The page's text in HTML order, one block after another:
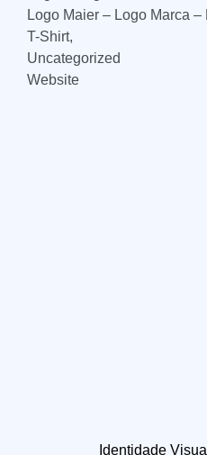
Logo Maier – Logo Marca –
T-Shirt,
Uncategorized
Website
Identidade